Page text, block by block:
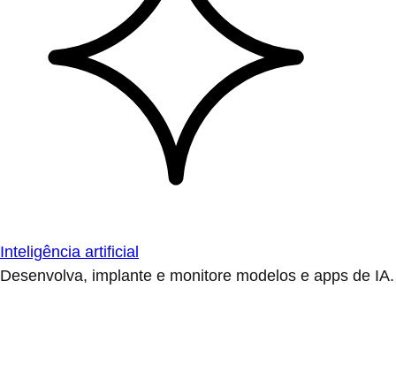
Inteligência artificial
Desenvolva, implante e monitore modelos e apps de IA.